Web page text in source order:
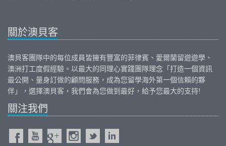
關於澳貝客
澳貝客團隊中的每位成員皆擁有豐富的菲律賓 、 愛爾蘭留遊遊學、
澳洲打工度假經驗。以最大的同理心實踐團隊理念「打造一個資訊
最公開、量身訂做的顧問服務，成為您留學海外第一個信賴的夥
伴」，選擇澳貝客，我們會為您做到最好，給予您最大的支持!
關注我們